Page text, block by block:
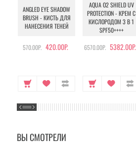
ANGLED EYE SHADOW
BRUSH - КИСТЬ ДЛЯ
НАНЕСЕНИЯ ТЕНЕЙ
570.00Р. 420.00Р.
AQUA O2 SHIELD UV
PROTECTION - КРЕМ С
КИСЛОРОДОМ 3 В 1
SPF50++++
6570.00Р. 5382.00Р.
ВЫ СМОТРЕЛИ